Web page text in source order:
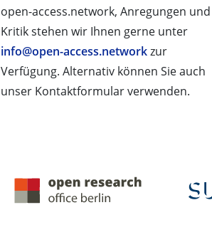
open-access.network, Anregungen und
Kritik stehen wir Ihnen gerne unter
info@open-access.networkzur
Verfügung. Alternativ können Sie auch
unser Kontaktformular verwenden.